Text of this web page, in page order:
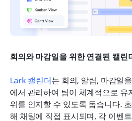
회의와 마감일을 위한 연결된 캘린
Lark 캘린더는 회의, 알림, 마감일
에서 관리하여 팀이 체계적으로 유
위를 인지할 수 있도록 돕습니다.
해 채팅에 직접 표시되며, 각 이벤